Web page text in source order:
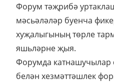
Форум тәҗрибә
мәсьәләләр буенча
хуҗалыгының төрле
яшьләрне җыя.
Форумда катнашучылар
белән хезмәттәшлек